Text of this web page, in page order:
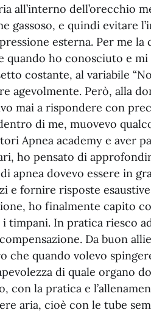
all’interno dell’orecchio
gassoso, e quindi evitare
esterna. Per me
quando ho conosciuto e
costante, al variabile
agevolmente. Però, alla
mai a rispondere con
di me, muovevo
Apnea academy e aver
ho pensato di
apnea dovevo essere in
e fornire risposte
ho finalmente capito
i timpani. In pratica riesco
Da buon
che quando volevo
di quale organo
con la pratica e
aria, cioè con le tube